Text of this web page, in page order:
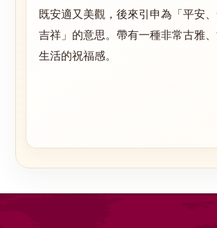
既安適又美觀，後來引申為「平安
吉祥」的意思。帶有一種非常古雅
生活的祝福感。